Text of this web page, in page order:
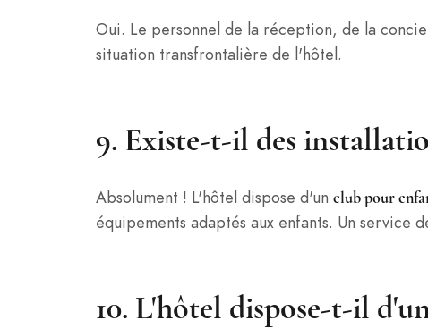
Oui. Le personnel de la réception, de la
situation transfrontalière de l'hôtel.
9. Existe-t-il des
Absolument ! L'hôtel dispose d'un club pour
équipements adaptés aux enfants. Un service
10. L'hôtel dispose-t-il